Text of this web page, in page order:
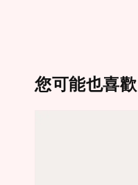
您可能也喜歡